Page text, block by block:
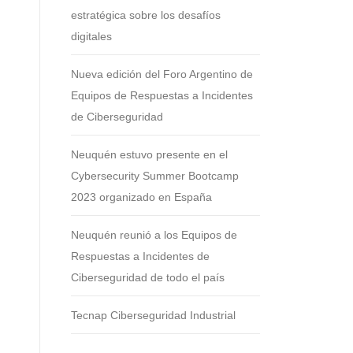
estratégica sobre los desafíos
digitales
Nueva edición del Foro Argentino de
Equipos de Respuestas a Incidentes
de Ciberseguridad
Neuquén estuvo presente en el
Cybersecurity Summer Bootcamp
2023 organizado en España
Neuquén reunió a los Equipos de
Respuestas a Incidentes de
Ciberseguridad de todo el país
Tecnap Ciberseguridad Industrial